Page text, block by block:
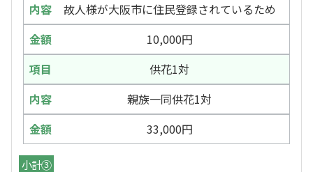
故人様が大阪市に住民登録されているため
10,000円
供花1対
親族一同供花1対
33,000円
小計③